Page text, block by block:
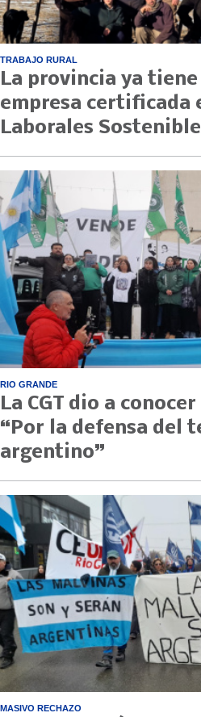
TRABAJO RURAL
La provincia ya
empresa certificada
Laborales
RIO GRANDE
La CGT dio a
“Por la defensa del
argentino”
MASIVO RECHAZO